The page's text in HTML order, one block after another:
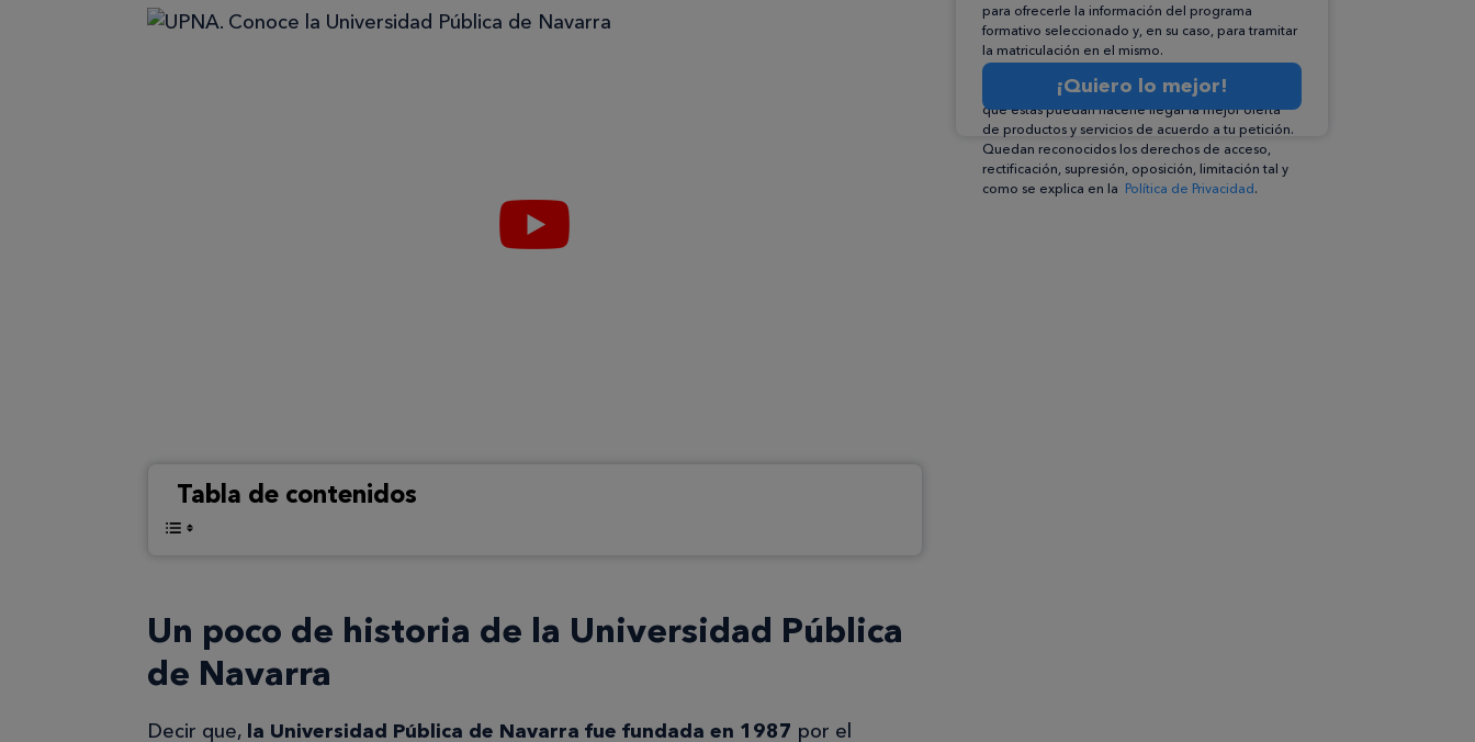
Tabla de contenidos
Un poco de historia de la Universidad Pública
de Navarra
Decir que, la Universidad Pública de Navarra fue fundada en 1987 por el
para ofrecerle la información del programa
formativo seleccionado y, en su caso, para tramitar
la matriculación en el mismo.
Compartiremos su solicitud con las empresas que
conforman elGrupo Northius, con el objeto de
que éstas puedan hacerle llegar la mejor oferta
de productos y servicios de acuerdo a tu petición.
Quedan reconocidos los derechos de acceso,
rectificación, supresión, oposición, limitación tal y
como se explica en la Política de Privacidad.
¡Quiero lo mejor!